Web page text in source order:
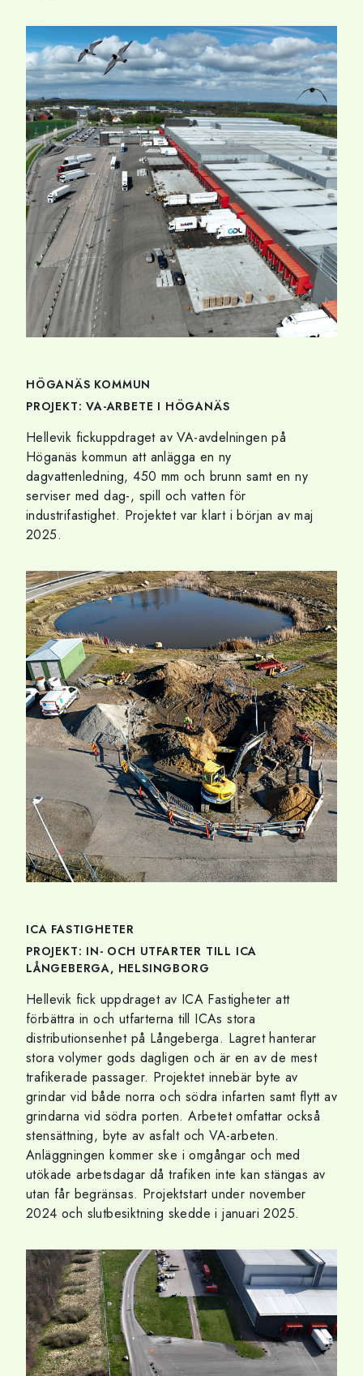
HÖGANÄS KOMMUN
PROJEKT: VA-ARBETE I HÖGANÄS
Hellevik fickuppdraget av VA-avdelningen på
Höganäs kommun att anlägga en ny
dagvattenledning, 450 mm och brunn samt en ny
serviser med dag-, spill och vatten för
industrifastighet. Projektet var klart i början av maj
2025.
ICA FASTIGHETER
PROJEKT: IN- OCH UTFARTER TILL ICA
LÅNGEBERGA, HELSINGBORG
Hellevik fick uppdraget av ICA Fastigheter att
förbättra in och utfarterna till ICAs stora
distributionsenhet på Långeberga. Lagret hanterar
stora volymer gods dagligen och är en av de mest
trafikerade passager. Projektet innebär byte av
grindar vid både norra och södra infarten samt flytt av
grindarna vid södra porten. Arbetet omfattar också
stensättning, byte av asfalt och VA-arbeten.
Anläggningen kommer ske i omgångar och med
utökade arbetsdagar då trafiken inte kan stängas av
utan får begränsas. Projektstart under november
2024 och slutbesiktning skedde i januari 2025.